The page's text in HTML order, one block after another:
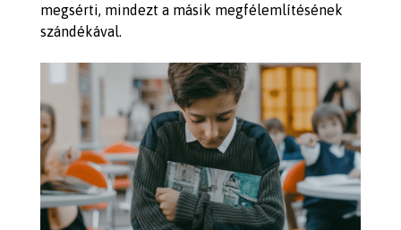
megsérti, mindezt a másik megfélemlítésének
szándékával.